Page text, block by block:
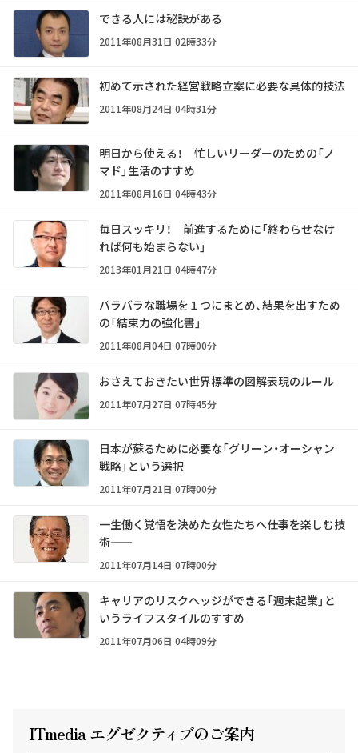
できる人には秘訣がある
2011年08月31日 02時33分
初めて示された経営戦略立案に必要な具体的技法
2011年08月24日 04時31分
明日から使える！ 忙しいリーダーのための「ノ
マド」生活のすすめ
2011年08月16日 04時43分
毎日スッキリ！ 前進するために「終わらせなけ
れば何も始まらない」
2013年01月21日 04時47分
バラバラな職場を１つにまとめ、結果を出すため
の「結束力の強化書」
2011年08月04日 07時00分
おさえておきたい世界標準の図解表現のルール
2011年07月27日 07時45分
日本が蘇るために必要な「グリーン・オーシャン
戦略」という選択
2011年07月21日 07時00分
一生働く覚悟を決めた女性たちへ――仕事を楽しむ技
術――
2011年07月14日 07時00分
キャリアのリスクヘッジができる「週末起業」と
いうライフスタイルのすすめ
2011年07月06日 04時09分
ITmedia エグゼクティ ブのご案内